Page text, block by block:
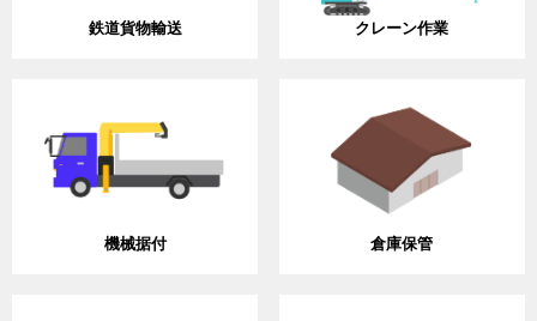
鉄道貨物輸送 クレーン作業
機械据付 倉庫保管